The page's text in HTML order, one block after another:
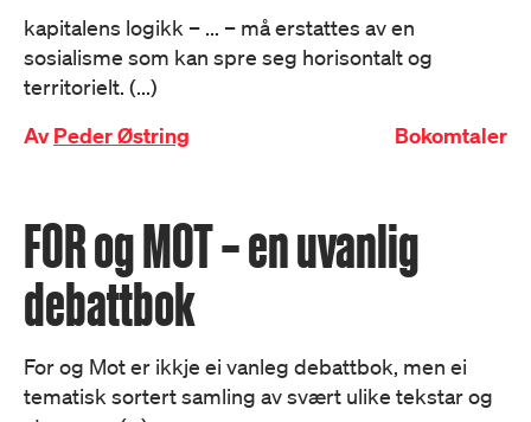
kapitalens logikk – ... – må erstattes av en
sosialisme som kan spre seg horisontalt og
territorielt. (...)
AvPeder Østring Bokomtaler
FOR og MOT – en uvanlig
debattbok
For og Mot er ikkje ei vanleg debattbok, men ei
tematisk sortert samling av svært ulike tekstar og